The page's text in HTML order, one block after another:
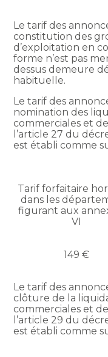
Le tarif des
constitution des
d’exploitation en
forme n’est pas
dessus demeure
habituelle.
Le tarif des
nomination des
commerciales et
l’article 27 du
est établi comme
Tarif forfaitaire
dans les
figurant aux
VI
149 €
Le tarif des
clôture de la
commerciales et
l’article 29 du
est établi comme